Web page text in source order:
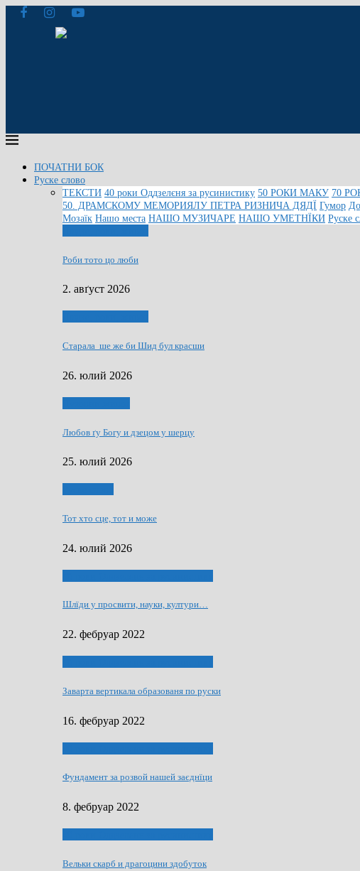
ПОЧАТНИ БОК
Руске слово
ТЕКСТИ 40 роки Оддзелєня за русинистику 50 РОКИ МАКУ 70
50. ДРАМСКОМУ МЕМОРИЯЛУ ПЕТРА РИЗНИЧА ДЯДЇ Гумор
Мозаїк Нашо места НАШО МУЗИЧАРЕ НАШО УМЕТНЇКИ Руске
Роби тото цо люби
2. авґуст 2026
Старала ше же би Шид бул красши
26. юлий 2026
Любов ґу Богу и дзецом у шерцу
25. юлий 2026
Тот хто сце, тот и може
24. юлий 2026
Шлїди у просвити, науки, култури…
22. фебруар 2022
Заварта вертикала образованя по руски
16. фебруар 2022
Фундамент за розвой нашей заєднїци
8. фебруар 2022
Вельки скарб и драгоцини здобуток